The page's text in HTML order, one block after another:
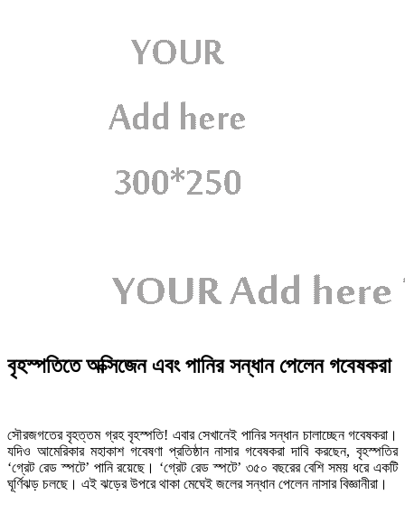
বৃহস্পতিতে অক্সিজেন এবং পানির সন্ধান পেলেন গবেষকরা
সৌরজগতের বৃহত্তম গ্রহ বৃহস্পতি! এবার সেখানেই পানির সন্ধান চালাচ্ছেন গবেষকরা।
যদিও আমেরিকার মহাকাশ গবেষণা প্রতিষ্ঠান নাসার গবেষকরা দাবি করছেন, বৃহস্পতির
‘গ্রেট রেড স্পটে’ পানি রয়েছে। ‘গ্রেট রেড স্পটে’ ৩৫০ বছরের বেশি সময় ধরে একটি
ঘূর্ণিঝড় চলছে। এই ঝড়ের উপরে থাকা মেঘেই জলের সন্ধান পেলেন নাসার বিজ্ঞানীরা।